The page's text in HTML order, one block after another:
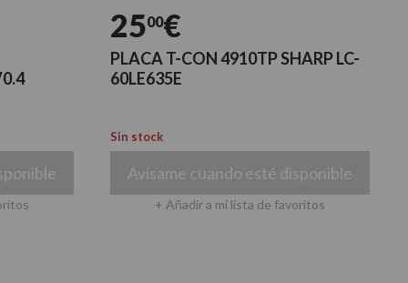
2500€
PLACA T-CON 4910TP SHARP LC-
60LE635E
Sin stock
Avísame cuando esté disponible
+ Añadir a mi lista de favoritos